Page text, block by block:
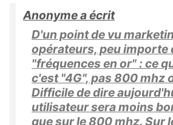
Anonyme a écrit
D'un point de vu
opérateurs, peu importe
"fréquences en or" : ce
c'est "4G", pas 800 mhz
Difficile de dire
utilisateur sera moins
que sur le 800 mhz. Sur